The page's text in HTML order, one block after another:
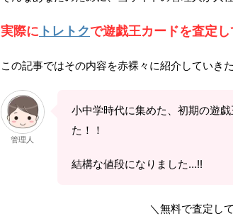
実際に トレトクで遊戯王カードを査定し
この記事ではその内容を赤裸々に紹介していき
管理人
小中学時代に集めた、初期の遊
た！！
結構な値段になりました…!!
＼無料で査定し